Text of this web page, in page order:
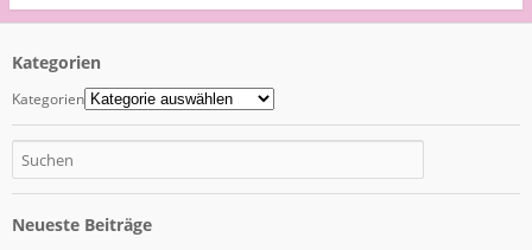
Kategorien
Kategorien
Neueste Beiträge